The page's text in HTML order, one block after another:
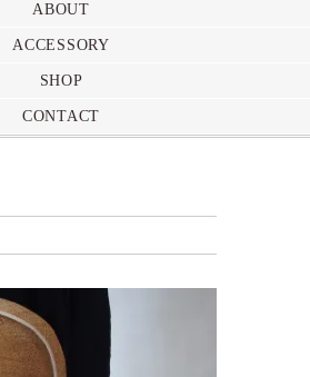
ABOUT
ACCESSORY
SHOP
CONTACT